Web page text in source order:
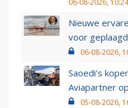
Nieuwe
voor
06-08-2026,
Saoedi’s
Aviapartner
05-08-2026,